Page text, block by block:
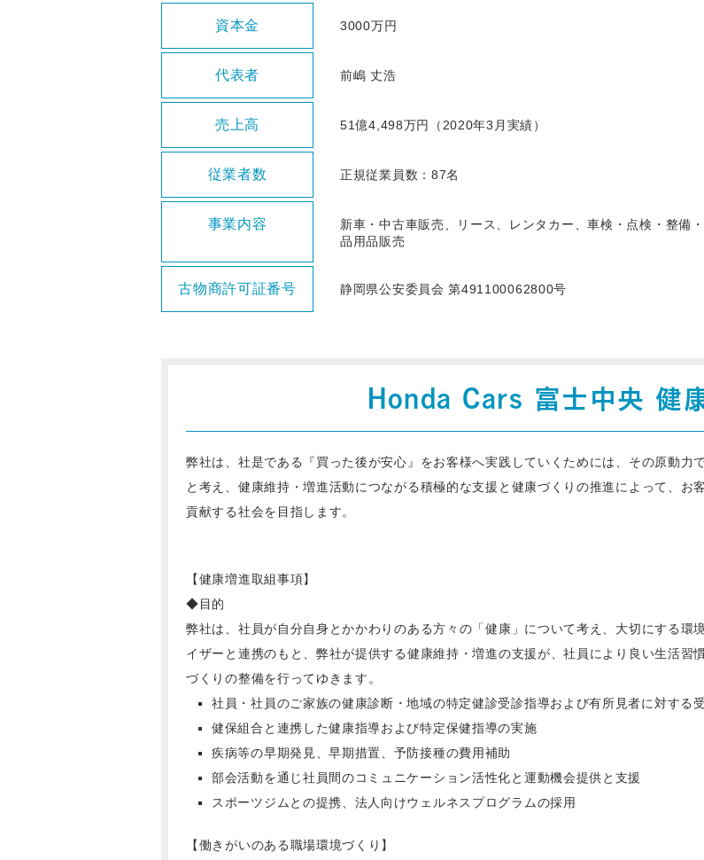
資本金 3000万円
代表者 前嶋 丈浩
売上高 51億4,498万円（2020年3月実績）
従業者数 正規従業員数：87名
事業内容
新車・中古車販売、リース、レンタカー、車検・点検・整備
品用品販売
古物商許可証番号 静岡県公安委員会 第491100062800号
Honda Cars 富士中央 健
弊社は、社是である『買った後が安心』をお客様へ実践していくためには、その原動力
と考え、健康維持・増進活動につながる積極的な支援と健康づくりの推進によって、お
貢献する社会を目指します。
【健康増進取組事項】
◆目的
弊社は、社員が自分自身とかかわりのある方々の「健康」について考え、大切にする環
イザーと連携のもと、弊社が提供する健康維持・増進の支援が、社員により良い生活習
づくりの整備を行ってゆきます。
社員・社員のご家族の健康診断・地域の特定健診受診指導および有所見者に対する
健保組合と連携した健康指導および特定保健指導の実施
疾病等の早期発見、早期措置、予防接種の費用補助
部会活動を通じ社員間のコミュニケーション活性化と運動機会提供と支援
スポーツジムとの提携、法人向けウェルネスプログラムの採用
【働きがいのある職場環境づくり】